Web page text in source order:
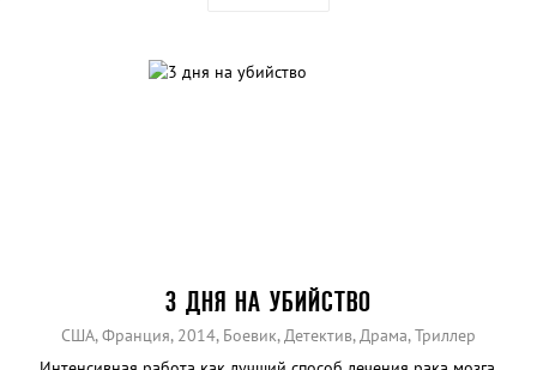
3 ДНЯ НА УБИЙСТВО
США, Франция, 2014, Боевик, Детектив, Драма, Триллер